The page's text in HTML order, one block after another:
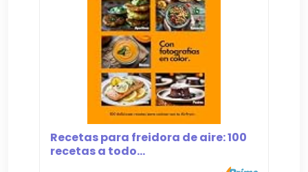
Recetas para freidora de aire: 100
recetas a todo...